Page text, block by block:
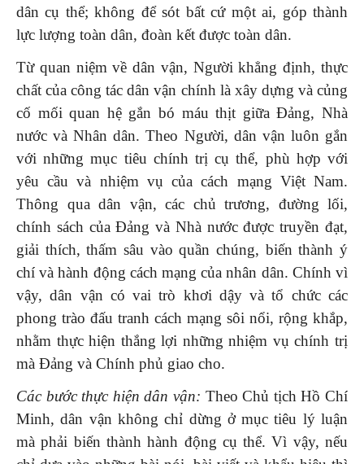
dân cụ thể; không để sót bất cứ một ai, góp thành
lực lượng toàn dân, đoàn kết được toàn dân.
Từ quan niệm về dân vận, Người khẳng định, thực
chất của công tác dân vận chính là xây dựng và củng
cố mối quan hệ gắn bó máu thịt giữa Đảng, Nhà
nước và Nhân dân. Theo Người, dân vận luôn gắn
với những mục tiêu chính trị cụ thể, phù hợp với
yêu cầu và nhiệm vụ của cách mạng Việt Nam.
Thông qua dân vận, các chủ trương, đường lối,
chính sách của Đảng và Nhà nước được truyền đạt,
giải thích, thấm sâu vào quần chúng, biến thành ý
chí và hành động cách mạng của nhân dân. Chính vì
vậy, dân vận có vai trò khơi dậy và tổ chức các
phong trào đấu tranh cách mạng sôi nổi, rộng khắp,
nhằm thực hiện thắng lợi những nhiệm vụ chính trị
mà Đảng và Chính phủ giao cho.
Các bước thực hiện dân vận: Theo Chủ tịch Hồ Chí
Minh, dân vận không chỉ dừng ở mục tiêu lý luận
mà phải biến thành hành động cụ thể. Vì vậy, nếu